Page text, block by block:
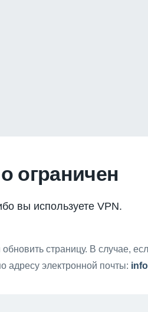
ограничен
вы используете VPN.
страницу. В случае,
электронной почты: